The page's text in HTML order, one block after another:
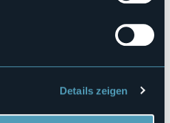
Details zeigen